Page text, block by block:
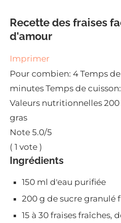
Recette des fraises
d'amour
Imprimer
Pour combien: 4 Temps
minutes Temps de cuisson:
Valeurs nutritionnelles 200
gras
Note 5.0/5
( 1 vote )
Ingrédients
150 ml d'eau purifiée
200 g de sucre granulé
15 à 30 fraises fraîches,